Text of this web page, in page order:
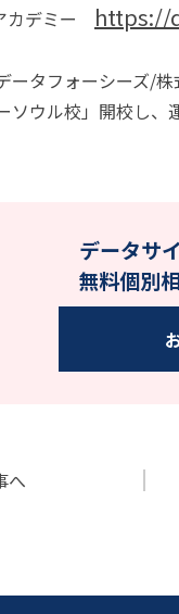
カデミー https://
ータフォーシーズ/
ソウル校」開校し、
データサ
無料個別
へ